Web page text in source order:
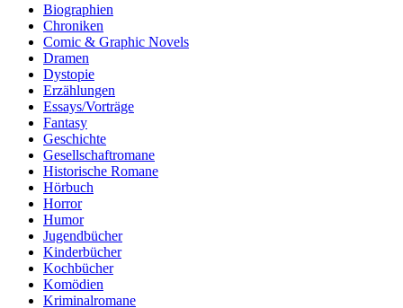
Biographien
Chroniken
Comic & Graphic Novels
Dramen
Dystopie
Erzählungen
Essays/Vorträge
Fantasy
Geschichte
Gesellschaftromane
Historische Romane
Hörbuch
Horror
Humor
Jugendbücher
Kinderbücher
Kochbücher
Komödien
Kriminalromane